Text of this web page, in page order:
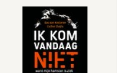
gewoonte